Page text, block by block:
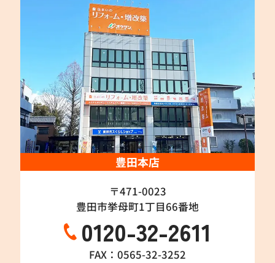
豊田本店
〒471-0023
豊田市挙母町1丁目66番地
0120-32-2611
FAX：0565-32-3252